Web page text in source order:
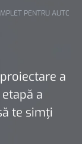
a
a
te simți
PENTRU